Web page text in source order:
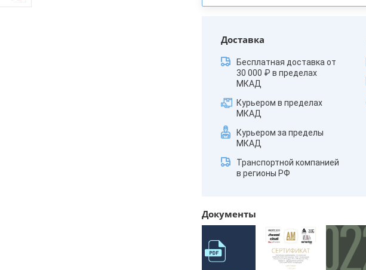
Доставка
Бесплатная доставка от
30 000 ₽ в пределах
МКАД
Курьером в пределах
МКАД
Курьером за пределы
МКАД
Транспортной компанией
в регионы РФ
Документы